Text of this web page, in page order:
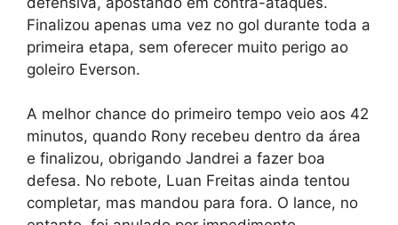
Finalizou apenas uma vez no gol durante toda a
primeira etapa, sem oferecer muito perigo ao
goleiro Everson.
A melhor chance do primeiro tempo veio aos 42
minutos, quando Rony recebeu dentro da área
e finalizou, obrigando Jandrei a fazer boa
defesa. No rebote, Luan Freitas ainda tentou
completar, mas mandou para fora. O lance, no